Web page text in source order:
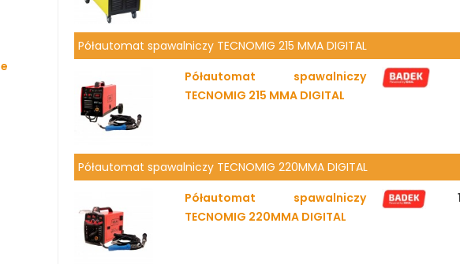
Półautomat spawalniczy TECNOMIG 215 MMA DIGITAL
Półautomat spawalniczy
TECNOMIG 215 MMA DIGITAL
Półautomat spawalniczy TECNOMIG 220MMA DIGITAL
Półautomat spawalniczy
TECNOMIG 220MMA DIGITAL